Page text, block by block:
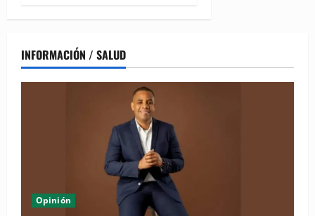
INFORMACIÓN / SALUD
Opinión